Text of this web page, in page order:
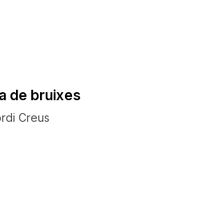
de bruixes
Creus